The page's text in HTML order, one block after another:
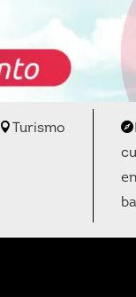
Turismo